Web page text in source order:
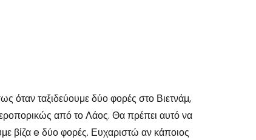
όταν ταξιδεύουμε δύο φορές στο Βιετνάμ,
από το Λάος. Θα πρέπει αυτό να
βίζα e δύο φορές. Ευχαριστώ αν κάποιος